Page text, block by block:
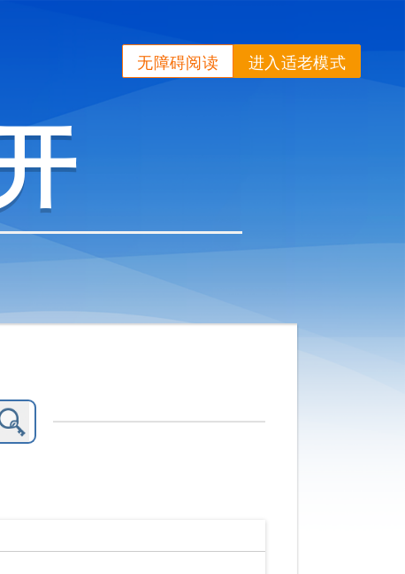
进入适老模式
无障碍阅读